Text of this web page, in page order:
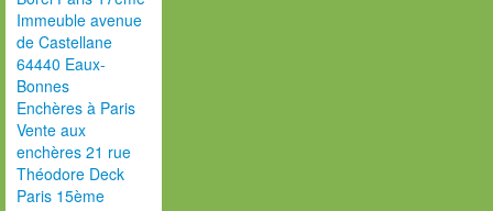
Immeuble avenue
de Castellane
64440 Eaux-
Bonnes
Enchères à Paris
Vente aux
enchères 21 rue
Théodore Deck
Paris 15ème